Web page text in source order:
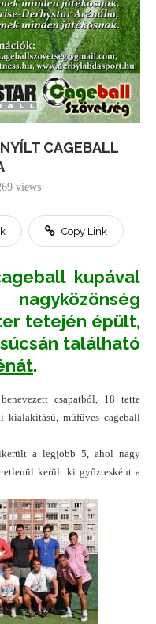
CAGEBALL
views
Copy Link
kupával
tetején épült,
található
.
csapatból, 18 tette
kialakítású, műfüves cageball
a legjobb 5, ahol nagy
került ki győztesként a